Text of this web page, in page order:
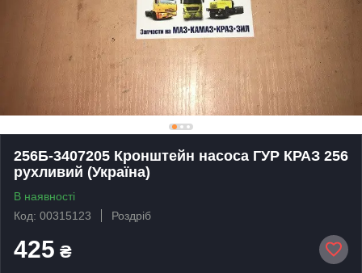
256Б-3407205 Кронштейн насоса ГУР КРАЗ 256
рухливий (Україна)
В наявності
Код: 00315123
Роздріб
425 ₴